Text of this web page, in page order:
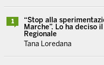
1
“Stop alla
Marche”. Lo ha deciso
Regionale
Tana Loredana